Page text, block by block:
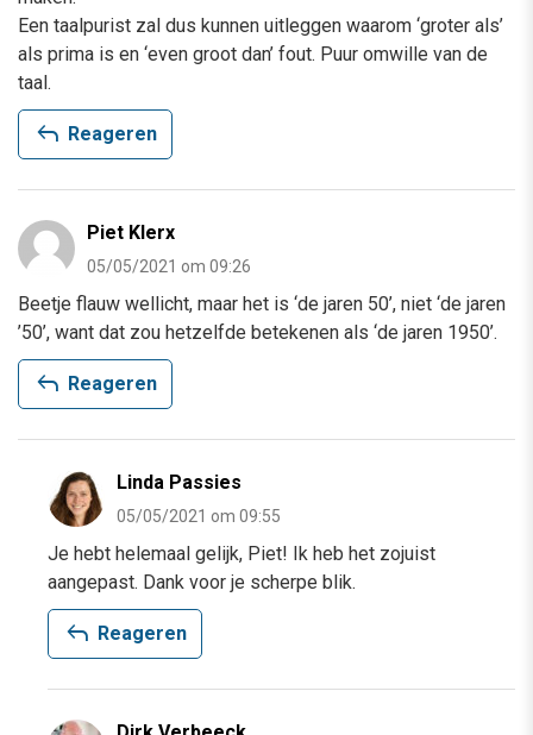
Een taalpurist zal dus kunnen uitleggen waarom ‘groter als’
als prima is en ‘even groot dan’ fout. Puur omwille van de
taal.
reply Reageren
Piet Klerx
05/05/2021 om 09:26
Beetje flauw wellicht, maar het is ‘de jaren 50’, niet ‘de jaren
’50’, want dat zou hetzelfde betekenen als ‘de jaren 1950’.
reply Reageren
Linda Passies
05/05/2021 om 09:55
Je hebt helemaal gelijk, Piet! Ik heb het zojuist
aangepast. Dank voor je scherpe blik.
reply Reageren